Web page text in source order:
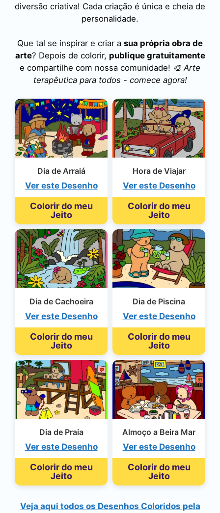
diversão criativa! Cada criação é única e cheia de
personalidade.
Que tal se inspirar e criar a sua própria obra de
arte? Depois de colorir, publique gratuitamente
e compartilhe com nossa comunidade! 🎨 Arte
terapêutica para todos - comece agora!
Dia de Arraiá
Ver este Desenho
Colorir do meu
Jeito
Hora de Viajar
Ver este Desenho
Colorir do meu
Jeito
Dia de Cachoeira
Ver este Desenho
Colorir do meu
Jeito
Dia de Piscina
Ver este Desenho
Colorir do meu
Jeito
Dia de Praia
Ver este Desenho
Colorir do meu
Jeito
Almoço a Beira Mar
Ver este Desenho
Colorir do meu
Jeito
Veja aqui todos os Desenhos Coloridos pela